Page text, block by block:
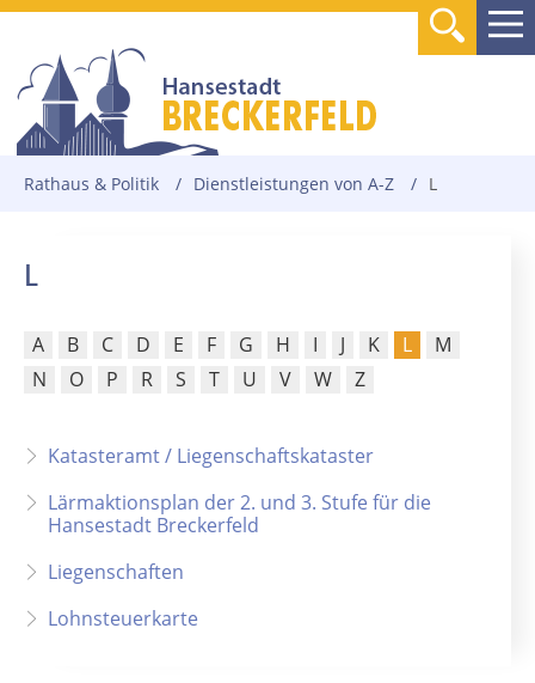
Rathaus & Politik / Dienstleistungen von A-Z / L
L
A B C D E F G H I J K L
M
N
O P R S T U V W Z
Katasteramt / Liegenschaftskataster
Lärmaktionsplan der 2. und 3. Stufe für die
Hansestadt Breckerfeld
Liegenschaften
Lohnsteuerkarte